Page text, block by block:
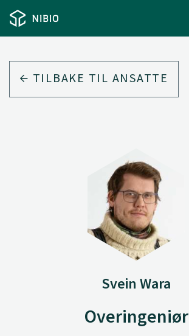
TILBAKE TIL ANSATTE
Svein Wara
Overingeniør